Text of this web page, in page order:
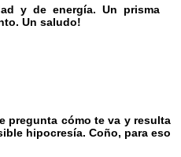
y de energía. Un prisma
Un saludo!
pregunta cómo te va y resulta
hipocresía. Coño, para eso